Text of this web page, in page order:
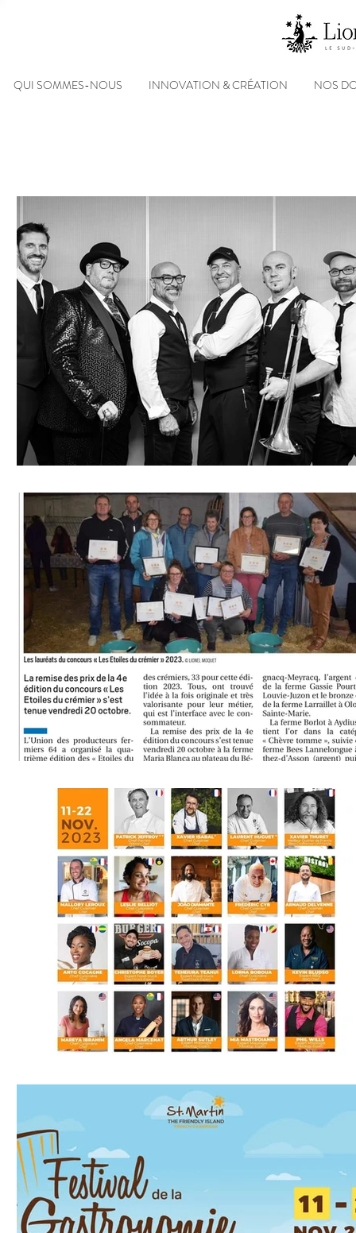
QUI SOMMES-NOUS INNOVATION & CRÉATION NOS